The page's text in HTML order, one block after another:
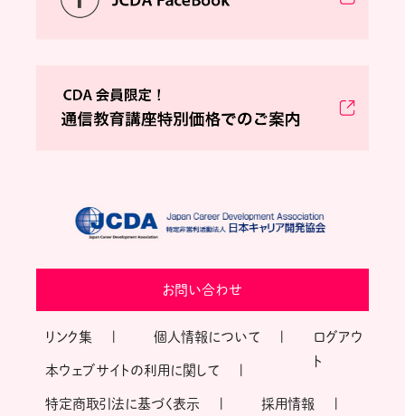
お問い合わせ
リンク集 個人情報について
本ウェブサイトの利用に関して
特定商取引法に基づく表示 採用情報
ログアウ
ト